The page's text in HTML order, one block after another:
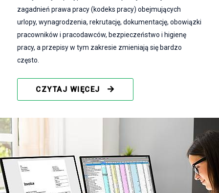
zagadnień prawa pracy (kodeks pracy) obejmujących
urlopy, wynagrodzenia, rekrutację, dokumentację, obowiązki
pracowników i pracodawców, bezpieczeństwo i higienę
pracy, a przepisy w tym zakresie zmieniają się bardzo
często.
CZYTAJ WIĘCEJ